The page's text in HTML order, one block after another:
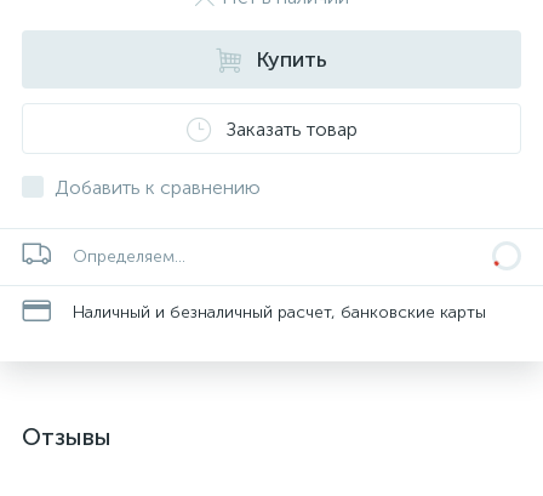
Купить
Заказать товар
Добавить к сравнению
Определяем...
Наличный и безналичный расчет, банковские карты
Отзывы